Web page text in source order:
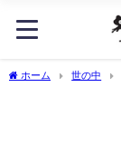
ホーム 世の中